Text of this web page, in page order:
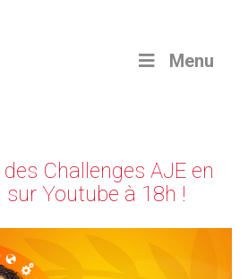
Menu
Challenges AJE en
Youtube à 18h !